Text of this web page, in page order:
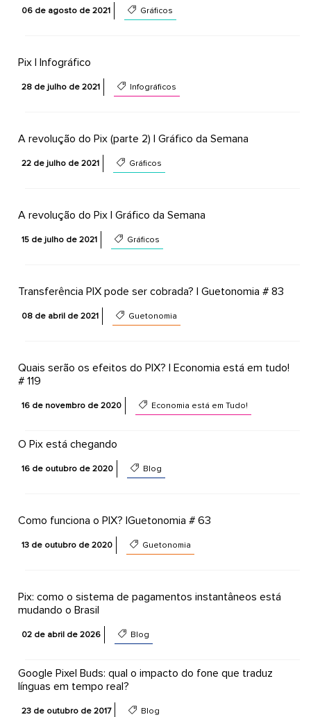
06 de agosto de 2021 Gráficos
Pix | Infográfico
28 de julho de 2021 Infográficos
A revolução do Pix (parte 2) | Gráfico da Semana
22 de julho de 2021 Gráficos
A revolução do Pix | Gráfico da Semana
15 de julho de 2021 Gráficos
Transferência PIX pode ser cobrada? | Guetonomia # 83
08 de abril de 2021 Guetonomia
Quais serão os efeitos do PIX? | Economia está em tudo!
# 119
16 de novembro de 2020 Economia está em Tudo!
O Pix está chegando
16 de outubro de 2020 Blog
Como funciona o PIX? |Guetonomia # 63
13 de outubro de 2020 Guetonomia
Pix: como o sistema de pagamentos instantâneos está
mudando o Brasil
02 de abril de 2026 Blog
Google Pixel Buds: qual o impacto do fone que traduz
línguas em tempo real?
23 de outubro de 2017 Blog